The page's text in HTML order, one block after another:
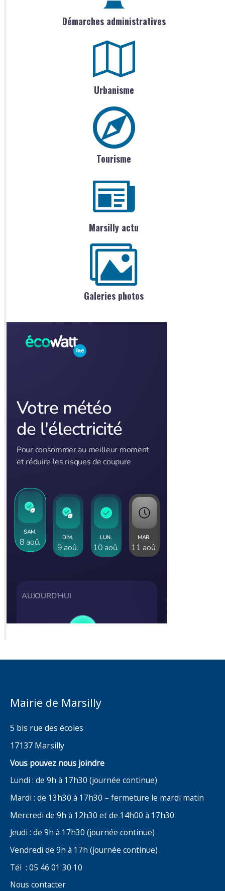
Démarches administratives
Urbanisme
Tourisme
Marsilly actu
Galeries photos
Mairie de Marsilly
5 bis rue des écoles
17137 Marsilly
Vous pouvez nous joindre
Lundi : de 9h à 17h30 (journée continue)
Mardi : de 13h30 à 17h30 – fermeture le mardi matin
Mercredi de 9h à 12h30 et de 14h00 à 17h30
Jeudi : de 9h à 17h30 (journée continue)
Vendredi de 9h à 17h (journée continue)
Tél : 05 46 01 30 10
Nous contacter